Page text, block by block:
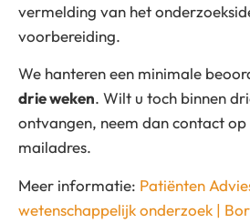
vermelding van het
voorbereiding.
We hanteren een minimale
drie weken. Wilt u toch binnen
ontvangen, neem dan contact
mailadres.
Meer informatie: Patiënten
wetenschappelijk onderzoek |